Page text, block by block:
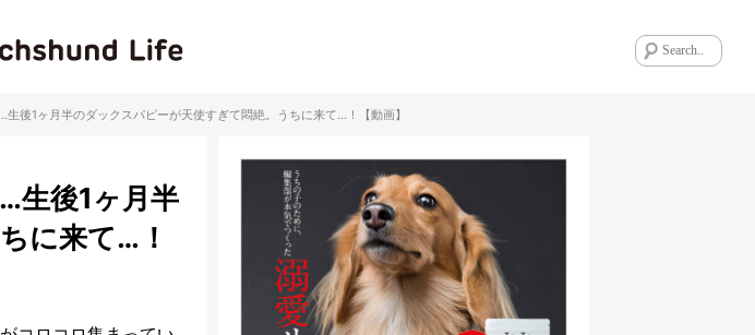
後1ヶ月半のダックスパピーが天使すぎて悶絶。うちに来て…！【動画】
生後1ヶ月半
に来て…！